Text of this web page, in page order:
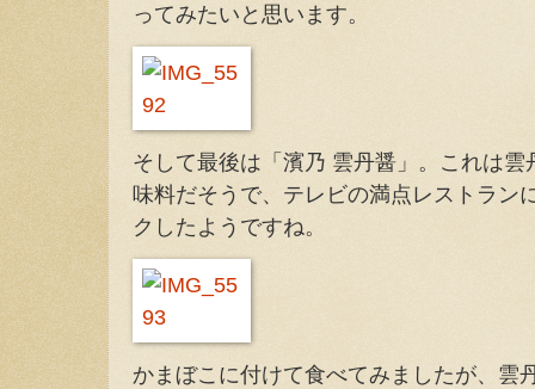
ってみたいと思います。
そして最後は「濱乃 雲丹醤」。これは
味料だそうで、テレビの満点レストラン
クしたようですね。
かまぼこに付けて食べてみましたが、雲